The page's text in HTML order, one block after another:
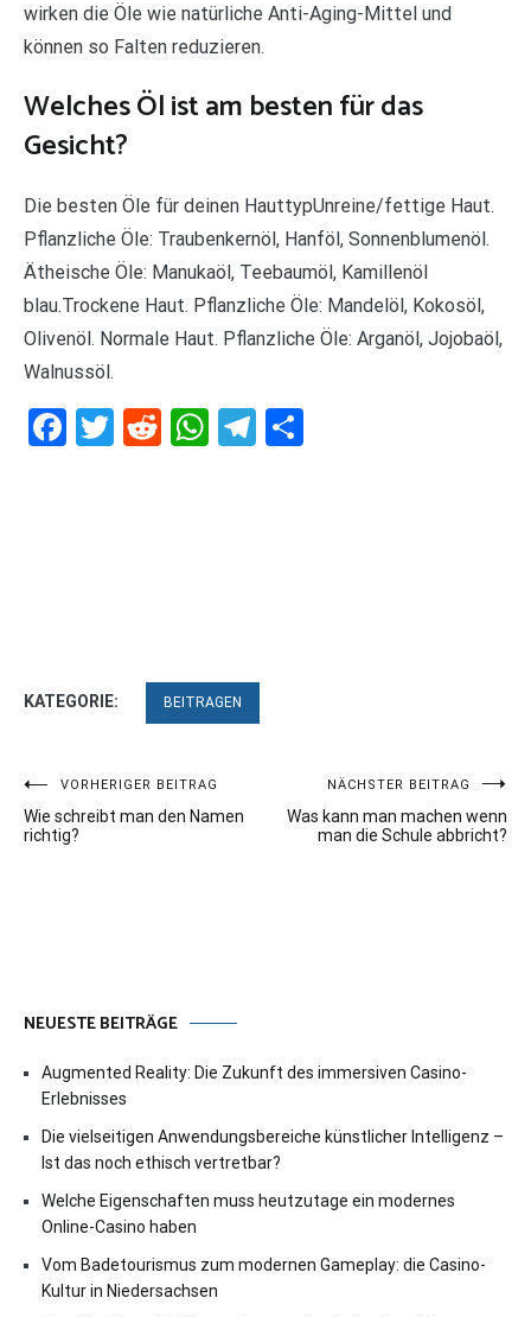
wirken die Öle wie natürliche Anti-Aging-Mittel und
können so Falten reduzieren.
Welches Öl ist am besten für das
Gesicht?
Die besten Öle für deinen HauttypUnreine/fettige Haut.
Pflanzliche Öle: Traubenkernöl, Hanföl, Sonnenblumenöl.
Ätheische Öle: Manukaöl, Teebaumöl, Kamillenöl
blau.Trockene Haut. Pflanzliche Öle: Mandelöl, Kokosöl,
Olivenöl. Normale Haut. Pflanzliche Öle: Arganöl, Jojobaöl,
Walnussöl.
Facebook
Twitter
RedditWhatsApp
Telegram
KATEGORIE: BEITRAGEN
Beitragsnavigation
VORHERIGER BEITRAG
Wie schreibt man den Namen
richtig?
NÄCHSTER BEITRAG
Was kann man machen wenn
man die Schule abbricht?
NEUESTE BEITRÄGE
Augmented Reality: Die Zukunft des immersiven Casino-
Erlebnisses
Die vielseitigen Anwendungsbereiche künstlicher Intelligenz –
Ist das noch ethisch vertretbar?
Welche Eigenschaften muss heutzutage ein modernes
Online-Casino haben
Vom Badetourismus zum modernen Gameplay: die Casino-
Kultur in Niedersachsen